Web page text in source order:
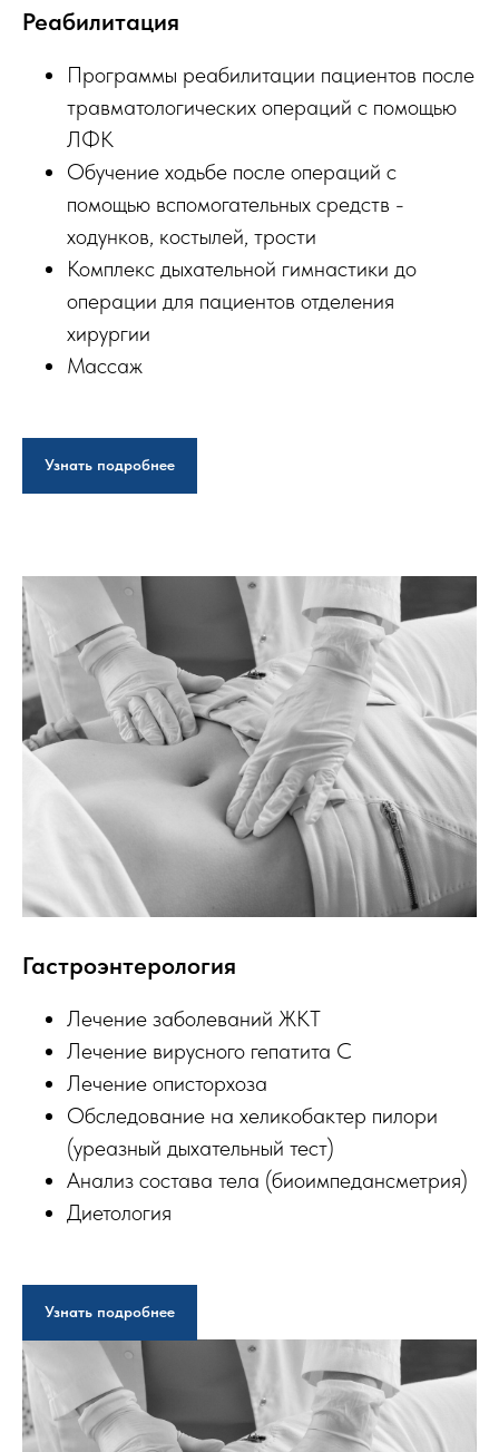
Реабилитация
Программы реабилитации пациентов после
травматологических операций с помощью
ЛФК
Обучение ходьбе после операций с
помощью вспомогательных средств -
ходунков, костылей, трости
Комплекс дыхательной гимнастики до
операции для пациентов отделения
хирургии
Массаж
Узнать подробнее
Гастроэнтерология
Лечение заболеваний ЖКТ
Лечение вирусного гепатита С
Лечение описторхоза
Обследование на хеликобактер пилори
(уреазный дыхательный тест)
Анализ состава тела (биоимпедансметрия)
Диетология
Узнать подробнее